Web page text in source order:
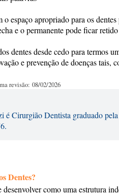
o espaço apropriado para os
e o permanente pode ficar
dentes desde cedo para termos
e prevenção de doenças
revisão: 08/02/2026
Cirurgião Dentista graduado
Dentes?
desenvolver como uma estrutura